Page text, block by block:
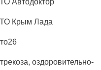
Автодоктор
Крым Лада
оздоровительно-